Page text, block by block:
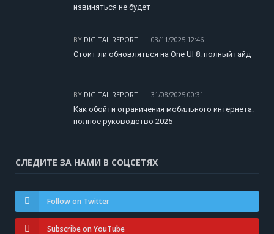
извиняться не будет
BY DIGITAL REPORT
03/11/2025 12:46
Стоит ли обновляться на One UI 8: полный гайд
BY DIGITAL REPORT
31/08/2025 00:31
Как обойти ограничения мобильного интернета:
полное руководство 2025
СЛЕДИТЕ ЗА НАМИ В СОЦСЕТЯХ
Follow on Twitter
Subscribe on YouTube